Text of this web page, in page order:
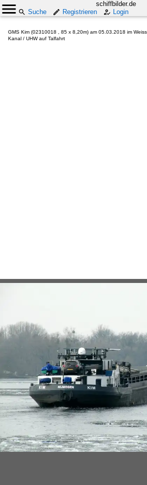
schiffbilder.de
Suche
Registrieren Login
GMS Kim (02310018 , 85 x 8,20m) am 05.03.2018 im
Kanal / UHW auf Talfahrt